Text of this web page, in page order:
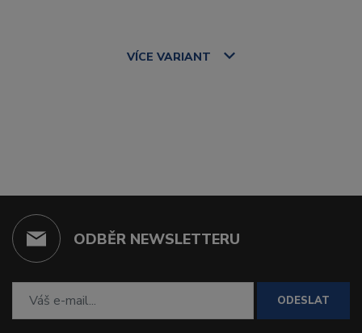
VÍCE VARIANT
ODBĚR NEWSLETTERU
ODESLAT